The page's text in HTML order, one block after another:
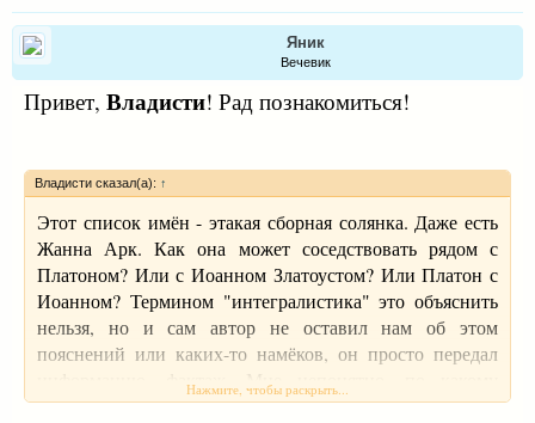
Яник
Вечевик
Привет, Владисти! Рад познакомиться!
Владисти сказал(а): ↑
Этот список имён - этакая сборная солянка. Даже есть
Жанна Арк. Как она может соседствовать рядом с
Платоном? Или с Иоанном Златоустом? Или Платон с
Иоанном? Термином "интегралистика" это объяснить
нельзя, но и сам автор не оставил нам об этом
пояснений или каких-то намёков, он просто передал
информацию, фактаж. Мне непонятно, по какому
принципу образовывается такая элита.
Нажмите, чтобы раскрыть...